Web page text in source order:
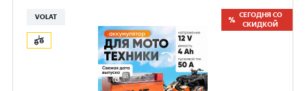
VOLAT
СЕГОДНЯ СО
СКИДКОЙ